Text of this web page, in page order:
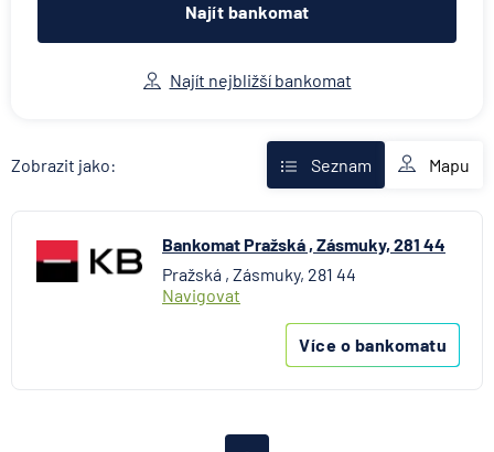
Československá obchodní banka
Fio banka
mBank
MONETA Money Bank
Oberbank AG
Raiffeisenbank
Stavební spořitelna České spořitelny
Najít bankomat
Najít nejbližší bankomat
Zobrazit jako: Seznam Mapu
Bankomat Pražská , Zásmuky, 281 44
Pražská , Zásmuky, 281 44
Navigovat
Více o bankomatu